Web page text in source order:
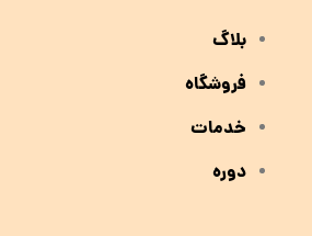
بلاگ
فروشگاه
خدمات
دوره